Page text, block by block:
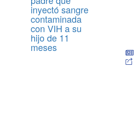
inyectó sangre
contaminada
con VIH a su
hijo de 11
meses